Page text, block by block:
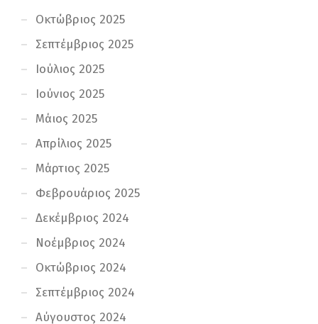
Οκτώβριος 2025
Σεπτέμβριος 2025
Ιούλιος 2025
Ιούνιος 2025
Μάιος 2025
Απρίλιος 2025
Μάρτιος 2025
Φεβρουάριος 2025
Δεκέμβριος 2024
Νοέμβριος 2024
Οκτώβριος 2024
Σεπτέμβριος 2024
Αύγουστος 2024